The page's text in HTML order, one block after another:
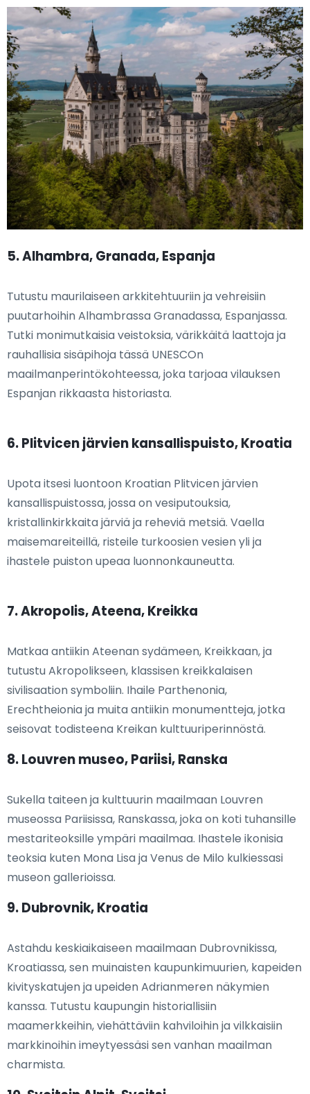
5. Alhambra, Granada, Espanja
Tutustu maurilaiseen arkkitehtuuriin ja vehreisiin
puutarhoihin Alhambrassa Granadassa, Espanjassa.
Tutki monimutkaisia veistoksia, värikkäitä laattoja ja
rauhallisia sisäpihoja tässä UNESCOn
maailmanperintökohteessa, joka tarjoaa vilauksen
Espanjan rikkaasta historiasta.
6. Plitvicen järvien kansallispuisto, Kroatia
Upota itsesi luontoon Kroatian Plitvicen järvien
kansallispuistossa, jossa on vesiputouksia,
kristallinkirkkaita järviä ja reheviä metsiä. Vaella
maisemareiteillä, risteile turkoosien vesien yli ja
ihastele puiston upeaa luonnonkauneutta.
7. Akropolis, Ateena, Kreikka
Matkaa antiikin Ateenan sydämeen, Kreikkaan, ja
tutustu Akropolikseen, klassisen kreikkalaisen
sivilisaation symboliin. Ihaile Parthenonia,
Erechtheionia ja muita antiikin monumentteja, jotka
seisovat todisteena Kreikan kulttuuriperinnöstä.
8. Louvren museo, Pariisi, Ranska
Sukella taiteen ja kulttuurin maailmaan Louvren
museossa Pariisissa, Ranskassa, joka on koti tuhansille
mestariteoksille ympäri maailmaa. Ihastele ikonisia
teoksia kuten Mona Lisa ja Venus de Milo kulkiessasi
museon gallerioissa.
9. Dubrovnik, Kroatia
Astahdu keskiaikaiseen maailmaan Dubrovnikissa,
Kroatiassa, sen muinaisten kaupunkimuurien, kapeiden
kivityskatujen ja upeiden Adrianmeren näkymien
kanssa. Tutustu kaupungin historiallisiin
maamerkkeihin, viehättäviin kahviloihin ja vilkkaisiin
markkinoihin imeytyessäsi sen vanhan maailman
charmista.